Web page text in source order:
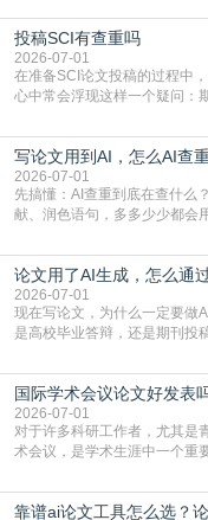
到秃头。这时候靠谱的AI降重
三天都做不完的事。不是所有
真的可以试试：初稿写完重复
投稿SCI有查重吗
2026-07-01
在准备SCI论文投稿的过程中
心中常会浮现这样一个疑问：
论文的初审通过率。实际上，
或缺的一环。本篇AEIC学术交
一、查重是标准流程答案是明
写论文用到AI，怎么AI查
2026-07-01
先搞懂：AI查重到底在查什么
献、润色语句，多多少少都会
须加做AI查重。很多人分不清
通查重查的是你的文字和已公
的内容里，有多少是AI生成的
论文用了AI生成，怎么通
2026-07-01
现在写论文，为什么一定要做
是高校毕业答辩，还是期刊投
要求修改，还差点被判定学术
刊，都已经明确出台了相关规
注，未标注的AI生成内容会被
国际学术会议论文好发表
2026-07-01
对于许多科研工作者，尤其是
术会议，是学术生涯中一个重
疑问：国际学术会议论文到底
AEIC学术交流中心小编就为大
靠谱ai论文工具怎么选？